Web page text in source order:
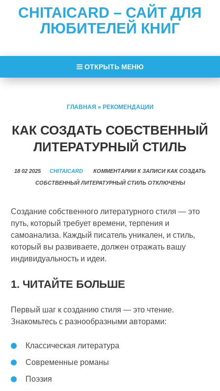
CHITAICARD – САЙТ ДЛЯ
ЛЮБИТЕЛЕЙ КНИГ
ОТКРЫТЬ МЕНЮ
ГЛАВНАЯ » РЕКОМЕНДАЦИИ
КАК СОЗДАТЬ СОБСТВЕННЫЙ
ЛИТЕРАТУРНЫЙ СТИЛЬ
18 02 2025 CHITAICARD КОММЕНТАРИИ К ЗАПИСИ КАК СОЗДАТЬ
СОБСТВЕННЫЙ ЛИТЕРАТУРНЫЙ СТИЛЬОТКЛЮЧЕНЫ
Создание собственного литературного стиля — это
путь, который требует времени, терпения и
самоанализа. Каждый писатель уникален, и стиль,
который вы развиваете, должен отражать вашу
индивидуальность и идеи.
1. ЧИТАЙТЕ БОЛЬШЕ
Первый шаг к созданию стиля — это чтение.
Знакомьтесь с разнообразными авторами:
Классическая литература
Современные романы
Поэзия